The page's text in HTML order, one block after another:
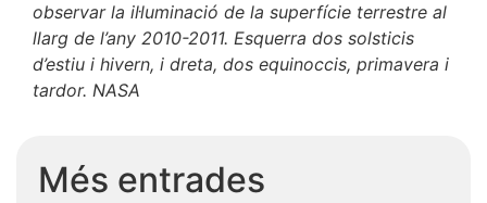
observar la il·luminació de la superfície terrestre al
llarg de l’any 2010-2011. Esquerra dos solsticis
d’estiu i hivern, i dreta, dos equinoccis, primavera i
tardor. NASA
Més entrades